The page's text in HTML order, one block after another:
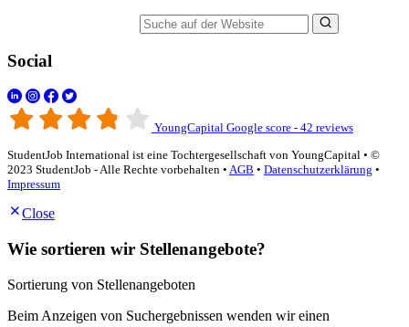
Social
YoungCapital Google score - 42 reviews
StudentJob International ist eine Tochtergesellschaft von YoungCapital • ©
2023 StudentJob - Alle Rechte vorbehalten • AGB • Datenschutzerklärung •
Impressum
Close
Wie sortieren wir Stellenangebote?
Sortierung von Stellenangeboten
Beim Anzeigen von Suchergebnissen wenden wir einen